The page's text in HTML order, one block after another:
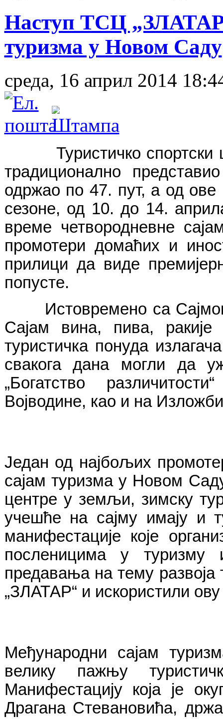
Наступ ТСЦ
туризма у Новом Саду
среда, 16 април 2014
Туристичко спортски
традиционално
одржао по 47. пут, а од ове
сезоне, од 10. до 14.
време четвородневне
промотери домаћих и
прилици да виде
попусте.
Истовремено са Сајмом
Сајам вина, пива,
туристичка понуда
свакога дана могли да
„Богатство
Војводине, као и на
Један од најбољих
сајам туризма у Новом
центре у земљи, зимску
учешће на сајму имају и
манифестације које
посленицима у туризму
предавања на тему
„ЗЛАТАР“ и искористили
Међународни сајам
велику пажњу
Манифестацију која је
Драгана Стевановића,